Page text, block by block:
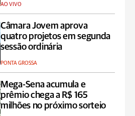
AO VIVO
Câmara Jovem aprova
quatro projetos em segunda
sessão ordinária
PONTA GROSSA
Mega-Sena acumula e
prêmio chega a R$ 165
milhões no próximo sorteio